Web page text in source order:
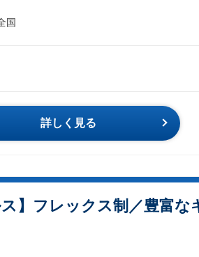
国
詳しく見る
】フレックス制／豊富